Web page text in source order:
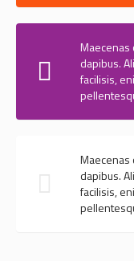
Maecenas
dapibus.
facilisis,
Maecenas
dapibus.
facilisis,